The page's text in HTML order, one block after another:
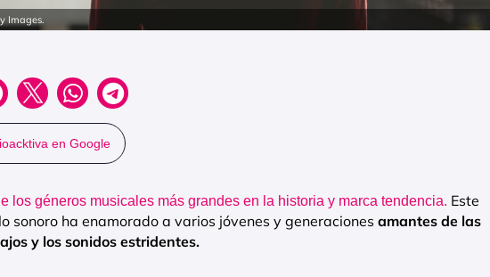
Images.
en Google
los géneros musicales más grandes en la historia y marca tendencia. Este
sonoro ha enamorado a varios jóvenes y generaciones amantes de las
y los sonidos estridentes.